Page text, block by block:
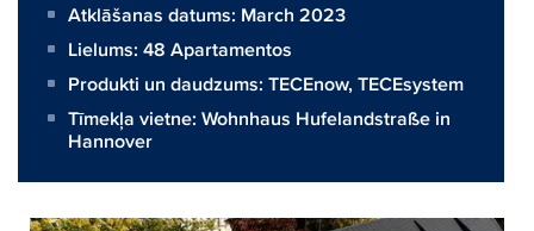
Atklāšanas datums: March 2023
Lielums: 48 Apartamentos
Produkti un daudzums: TECEnow,TECEsystem
Tīmekļa vietne: Wohnhaus Hufelandstraße in
Hannover